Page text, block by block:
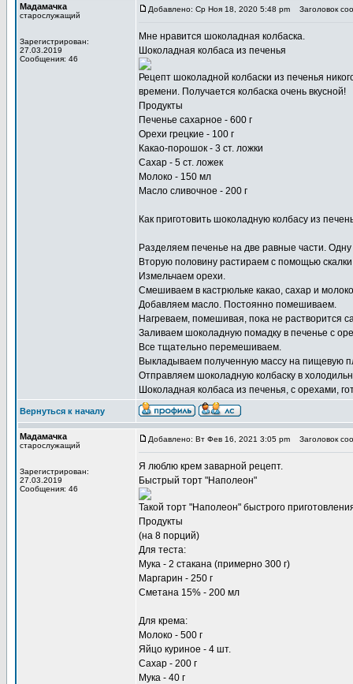
Мадамачка
старослужащий
Зарегистрирован:
27.03.2019
Сообщения: 46
Добавлено: Ср Ноя 18, 2020 5:48 pm Заголовок
Мне нравится шоколадная колбаска.
Шоколадная колбаса из печенья
Рецепт шоколадной колбаски из печенья
времени. Получается колбаска очень вкусной!
Продукты
Печенье сахарное - 600 г
Орехи грецкие - 100 г
Какао-порошок - 3 ст. ложки
Сахар - 5 ст. ложек
Молоко - 150 мл
Масло сливочное - 200 г
Как приготовить шоколадную колбасу из
Разделяем печенье на две равные части.
Вторую половину растираем с помощью
Измельчаем орехи.
Смешиваем в кастрюльке какао, сахар и
Добавляем масло. Постоянно помешиваем.
Нагреваем, помешивая, пока не растворится
Заливаем шоколадную помадку в печенье с
Все тщательно перемешиваем.
Выкладываем полученную массу на пищевую
Отправляем шоколадную колбаску в
Шоколадная колбаса из печенья, с орехами,
Вернуться к началу
Мадамачка
старослужащий
Зарегистрирован:
27.03.2019
Сообщения: 46
Добавлено: Вт Фев 16, 2021 3:05 pm Заголовок
Я люблю крем заварной рецепт.
Быстрый торт "Наполеон"
Такой торт "Наполеон" быстрого
Продукты
(на 8 порций)
Для теста:
Мука - 2 стакана (примерно 300 г)
Маргарин - 250 г
Сметана 15% - 200 мл
Для крема:
Молоко - 500 г
Яйцо куриное - 4 шт.
Сахар - 200 г
Мука - 40 г